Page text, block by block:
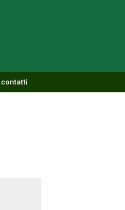
contatti